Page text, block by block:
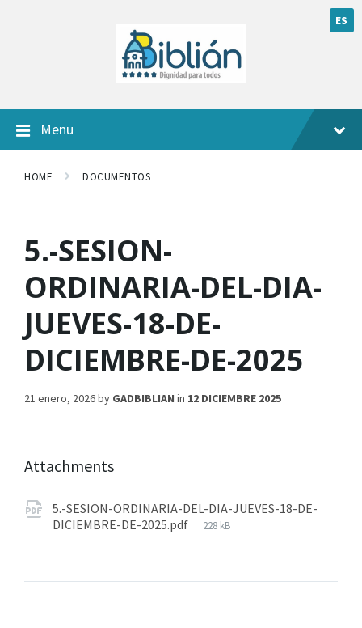
ES
Menu
HOME DOCUMENTOS
5.-SESION-
ORDINARIA-DEL-DIA-
JUEVES-18-DE-
DICIEMBRE-DE-2025
21 enero, 2026by GADBIBLIAN in 12 DICIEMBRE 2025
Attachments
5.-SESION-ORDINARIA-DEL-DIA-JUEVES-18-DE-
DICIEMBRE-DE-2025.pdf
228 kB